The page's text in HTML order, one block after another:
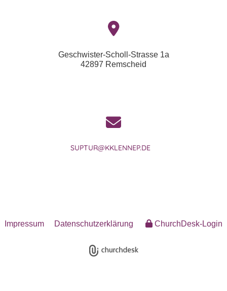
Geschwister-Scholl-Strasse 1a
42897 Remscheid
SUPTUR@KKLENNEP.DE
Impressum Datenschutzerklärung ChurchDesk-Login